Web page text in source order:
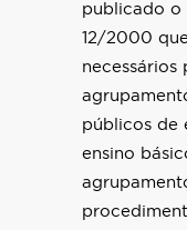
publicado o
12/2000
necessários
públicos de
ensino